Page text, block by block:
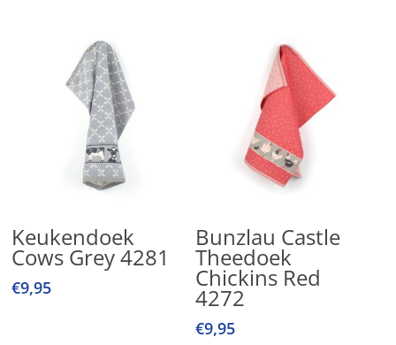
Winkelwagen
Keukendoek
Cows Grey 4281
€9,95
Winkelwagen
Bunzlau Castle
Theedoek
Chickins Red
4272
€9,95